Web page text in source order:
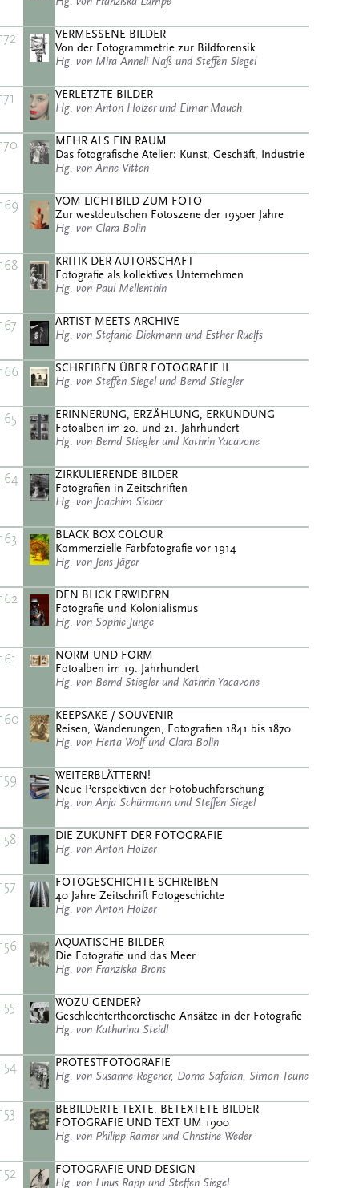
172
VERMESSENE BILDER
Von der Fotogrammetrie zur Bildforensik
Hg. von Mira Anneli Naß und Steffen Siegel
171
VERLETZTE BILDER
Hg. von Anton Holzer und Elmar Mauch
170
MEHR ALS EIN RAUM
Das fotografische Atelier: Kunst, Geschäft, Industrie
Hg. von Anne Vitten
169
VOM LICHTBILD ZUM FOTO
Zur westdeutschen Fotoszene der 1950er Jahre
Hg. von Clara Bolin
168
KRITIK DER AUTORSCHAFT
Fotografie als kollektives Unternehmen
Hg. von Paul Mellenthin
167
ARTIST MEETS ARCHIVE
Hg. von Stefanie Diekmann und Esther Ruelfs
166
SCHREIBEN ÜBER FOTOGRAFIE II
Hg. von Steffen Siegel und Bernd Stiegler
165
ERINNERUNG, ERZÄHLUNG, ERKUNDUNG
Fotoalben im 20. und 21. Jahrhundert
Hg. von Bernd Stiegler und Kathrin Yacavone
164
ZIRKULIERENDE BILDER
Fotografien in Zeitschriften
Hg. von Joachim Sieber
163
BLACK BOX COLOUR
Kommerzielle Farbfotografie vor 1914
Hg. von Jens Jäger
162
DEN BLICK ERWIDERN
Fotografie und Kolonialismus
Hg. von Sophie Junge
161
NORM UND FORM
Fotoalben im 19. Jahrhundert
Hg. von Bernd Stiegler und Kathrin Yacavone
160
KEEPSAKE / SOUVENIR
Reisen, Wanderungen, Fotografien 1841 bis 1870
Hg. von Herta Wolf und Clara Bolin
159
WEITERBLÄTTERN!
Neue Perspektiven der Fotobuchforschung
Hg. von Anja Schürmann und Steffen Siegel
158
DIE ZUKUNFT DER FOTOGRAFIE
Hg. von Anton Holzer
157
FOTOGESCHICHTE SCHREIBEN
40 Jahre Zeitschrift Fotogeschichte
Hg. von Anton Holzer
156
AQUATISCHE BILDER
Die Fotografie und das Meer
Hg. von Franziska Brons
155
WOZU GENDER?
Geschlechtertheoretische Ansätze in der Fotografie
Hg. von Katharina Steidl
154
PROTESTFOTOGRAFIE
Hg. von Susanne Regener, Dorna Safaian, Simon Teune
153
BEBILDERTE TEXTE, BETEXTETE BILDER
FOTOGRAFIE UND TEXT UM 1900
Hg. von Philipp Ramer und Christine Weder
152
FOTOGRAFIE UND DESIGN
Hg. von Linus Rapp und Steffen Siegel